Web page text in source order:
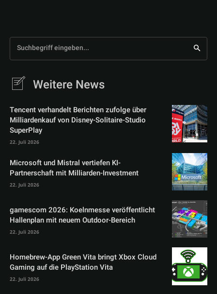
Suchbegriff eingeben...
Weitere News
Tencent verhandelt Berichten zufolge über
Milliardenkauf von Disney-Solitaire-Studio
SuperPlay
22. Juli 2026
Microsoft und Mistral vertiefen KI-
Partnerschaft mit Milliarden-Investment
22. Juli 2026
gamescom 2026: Koelnmesse veröffentlicht
Hallenplan mit neuem Outdoor-Bereich
22. Juli 2026
Homebrew-App Green Vita bringt Xbox Cloud
Gaming auf die PlayStation Vita
22. Juli 2026